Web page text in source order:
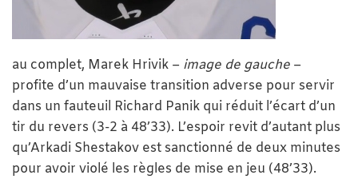
au complet, Marek Hrivik – image de gauche –
profite d’un mauvaise transition adverse pour servir
dans un fauteuil Richard Panik qui réduit l’écart d’un
tir du revers (3-2 à 48’33). L’espoir revit d’autant plus
qu’Arkadi Shestakov est sanctionné de deux minutes
pour avoir violé les règles de mise en jeu (48’33).